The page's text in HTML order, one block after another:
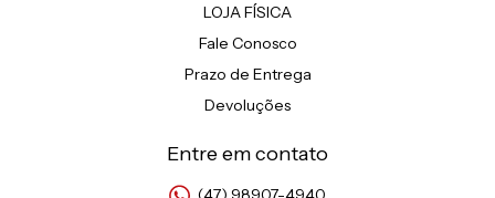
LOJA FÍSICA
Fale Conosco
Prazo de Entrega
Devoluções
Entre em contato